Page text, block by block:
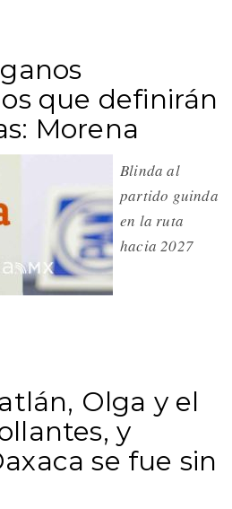
que definirán
Morena
Blinda al
partido guinda
en la ruta
hacia 2027
Olga y el
y
se fue sin